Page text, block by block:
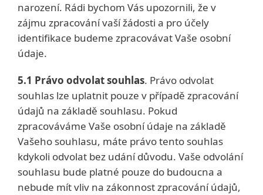
narození. Rádi bychom Vás upozornili, že v
zájmu zpracování vaší žádosti a pro účely
identifikace budeme zpracovávat Vaše osobní
údaje.
5.1 Právo odvolat souhlas. Právo odvolat
souhlas lze uplatnit pouze v případě zpracování
údajů na základě souhlasu. Pokud
zpracováváme Vaše osobní údaje na základě
Vašeho souhlasu, máte právo tento souhlas
kdykoli odvolat bez udání důvodu. Vaše odvolání
souhlasu bude platné pouze do budoucna a
nebude mít vliv na zákonnost zpracování údajů,